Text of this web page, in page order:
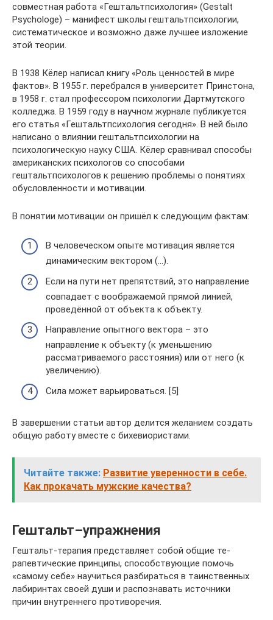
совместная работа «Гештальтпсихология» (Gestalt
Psychologe) – манифест школы гештальтпсихологии,
систематическое и возможно даже лучшее изложение
этой теории.
В 1938 Кёлер написал книгу «Роль ценностей в мире
фактов». В 1955 г. перебрался в университет Принстона,
в 1958 г. стал профессором психологии Дартмутского
колледжа. В 1959 году в научном журнале публикуется
его статья «Гештальтпсихология сегодня». В ней было
написано о влиянии гештальтпсихологии на
психологическую науку США. Кёлер сравнивал способы
американских психологов со способами
гештальтпсихологов к решению проблемы о понятиях
обусловленности и мотивации.
В понятии мотивации он пришёл к следующим фактам:
В человеческом опыте мотивация является
динамическим вектором (…).
Если на пути нет препятствий, это направление
совпадает с воображаемой прямой линией,
проведённой от объекта к объекту.
Направление опытного вектора – это
направление к объекту (к уменьшению
рассматриваемого расстояния) или от него (к
увеличению).
Сила может варьироваться. [5]
В завершении статьи автор делится желанием создать
общую работу вместе с бихевиористами.
Читайте также: Развитие уверенности в себе.
Как прокачать мужские качества?
Гештальт–упражнения
Гештальт-терапия представляет собой общие те­
рапевтические принципы, способствующие помочь
«самому себе» научиться разбираться в таинственных
лабиринтах своей души и распознавать источники
причин внутреннего противоречия.